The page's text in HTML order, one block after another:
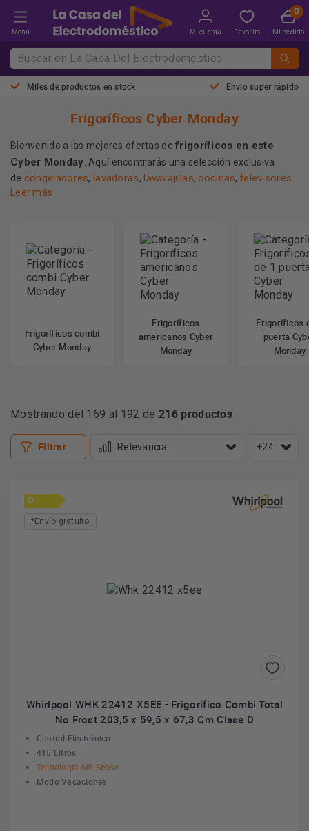
Menú Mi cuenta Favorito Mi pedido
Miles de productos en stock Envio super rápido
Frigoríficos Cyber Monday
Bienvenido a las mejores ofertas defrigoríficos en este
Cyber Monday . Aquí encontrarás una selección exclusiva
de congeladores, lavadoras, lavavajillas, cocinas, televisores
móvilesy mucho más. ¡Aprovecha esta oportunidad única y
Más información
Leer más
Frigoríficos combi
Cyber Monday
Frigoríficos
americanos Cyber
Monday
Frigoríficos
puerta
Monday
Mostrando del 169 al 192 de 216 productos
Filtrar +24
D
*Envío gratuito
Whirlpool WHK 22412 X5EE - Frigorífico Combi Total
No Frost 203,5 x 59,5 x 67,3 Cm Clase D
Control Electrónico
415 Litros
Tecnología 6th Sense
Modo Vacaciones